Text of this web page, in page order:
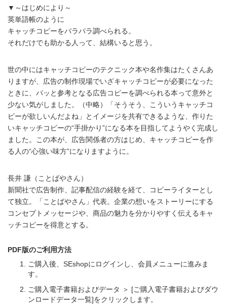
▼～はじめにより～
英単語帳のように
キャッチコピーをパラパラ調べられる。
それだけでも助かる人って、結構いると思う。
世の中にはキャッチコピーのテクニック本や名作集はたくさんあ
りますが、広告の制作現場でいざキャッチコピーが必要になった
ときに、パッと参考となる広告コピーを調べられる本って意外と
少ない気がしました。（中略）「そうそう、こういうキャッチコ
ピーが欲しいんだよね」とイメージを共有できるような、作りた
いキャッチコピーの“手掛かり”になる本を目指してようやく完成し
ました。この本が、広告関係者の方はじめ、キャッチコピーを作
る人の“心強い味方”になりますように。
長井 謙（ことばやさん）
新聞社で広告制作、記事配信の経験を経て、コピーライターとし
て独立。「ことばやさん」代表。企業の想いをストーリーにする
コンセプトメッセージや、商品の魅力を分かりやすく伝えるキャ
ッチコピーを得意とする。
PDF版のご利用方法
ご購入後、SEshopにログインし、会員メニューに進みま
す。
ご購入電子書籍およびデータ ＞ [ご購入電子書籍およびダウ
ンロードデータ一覧]をクリックします。